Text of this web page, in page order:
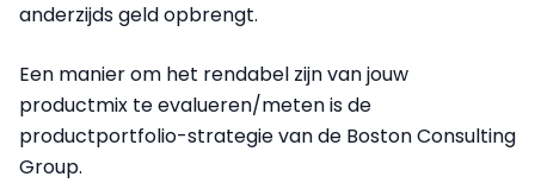
anderzijds geld opbrengt.
Een manier om het rendabel zijn van jouw
productmix te evalueren/meten is de
productportfolio-strategie van de Boston Consulting
Group.